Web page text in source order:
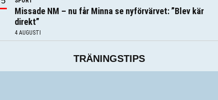
Missade NM – nu får Minna se nyförvärvet: ”Blev kär
direkt”
4 AUGUSTI
TRÄNINGSTIPS